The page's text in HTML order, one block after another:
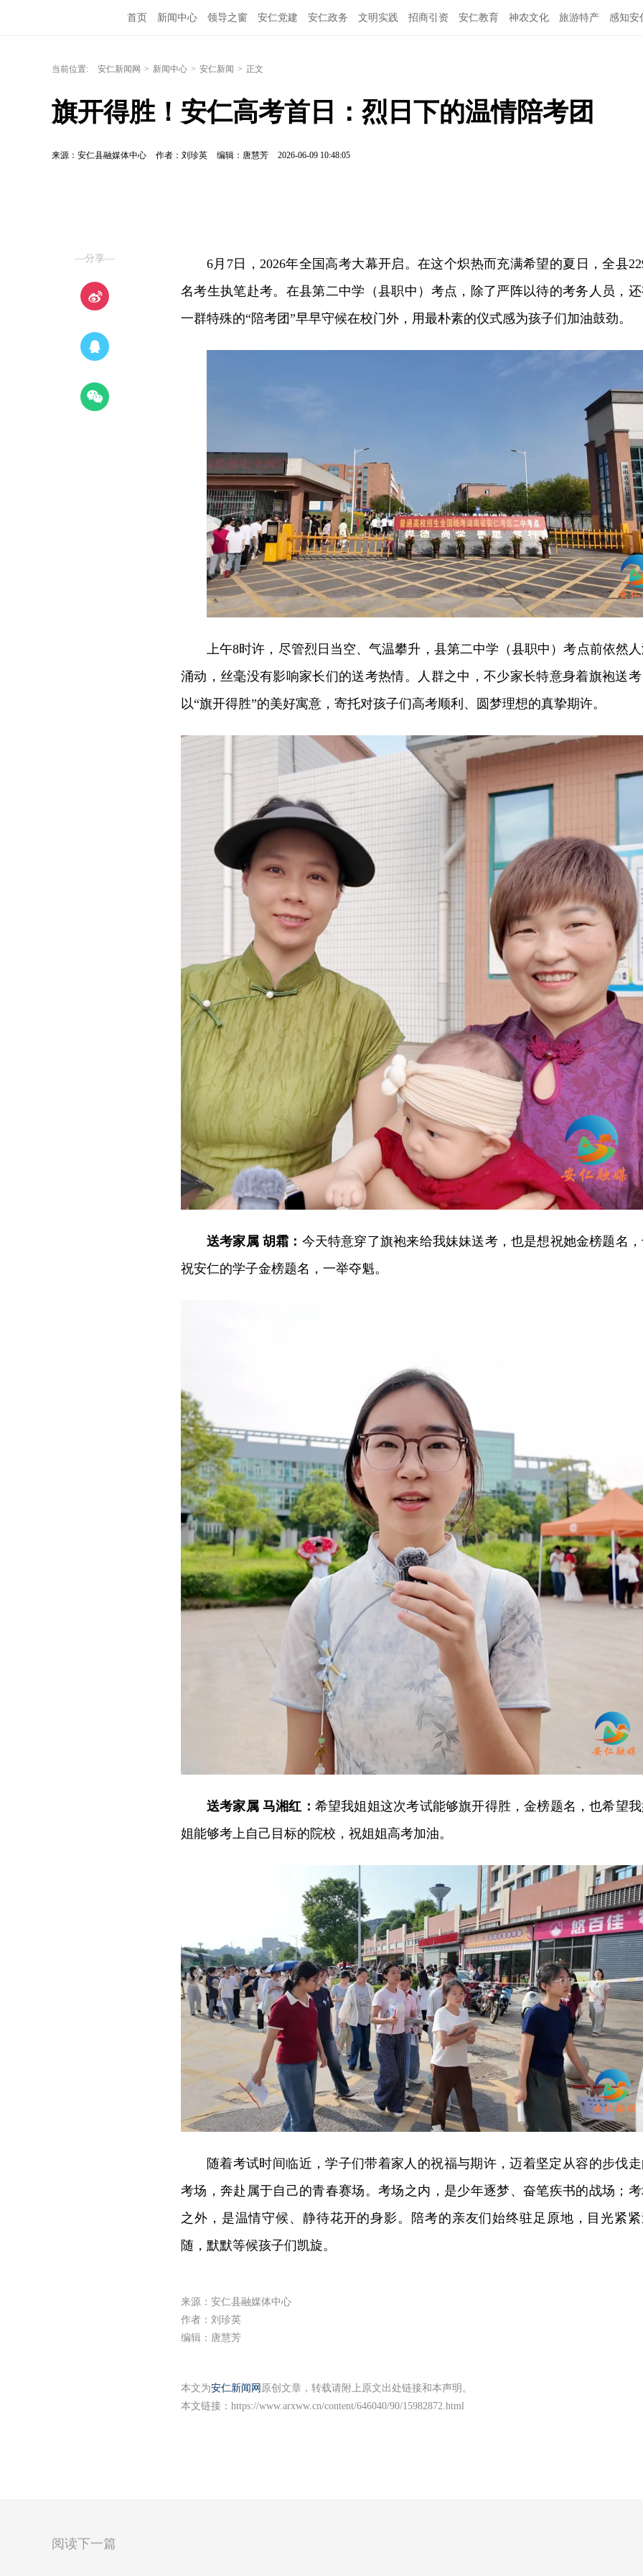
首页 新闻中心 领导之窗 安仁党建 安仁政务 文明实践 招商引资 安仁教育 神农文化 旅游特产 感知安
当前位置: 安仁新闻网 > 新闻中心 > 安仁新闻 > 正文
旗开得胜！安仁高考首日：烈日下的温情陪考团
来源：安仁县融媒体中心 作者：刘珍英 编辑：唐慧芳 2026-06-09 10:48:05
—分享—
6月7日，2026年全国高考大幕开启。在这个炽热而充满希望的夏日，全县
名考生执笔赴考。在县第二中学（县职中）考点，除了严阵以待的考务人员，
一群特殊的“陪考团”早早守候在校门外，用最朴素的仪式感为孩子们加油鼓劲。
上午8时许，尽管烈日当空、气温攀升，县第二中学（县职中）考点前依然
涌动，丝毫没有影响家长们的送考热情。人群之中，不少家长特意身着旗袍送
以“旗开得胜”的美好寓意，寄托对孩子们高考顺利、圆梦理想的真挚期许。
送考家属 胡霜： 今天特意穿了旗袍来给我妹妹送考，也是想祝她金榜题名
祝安仁的学子金榜题名，一举夺魁。
送考家属 马湘红： 希望我姐姐这次考试能够旗开得胜，金榜题名，也希望
姐能够考上自己目标的院校，祝姐姐高考加油。
随着考试时间临近，学子们带着家人的祝福与期许，迈着坚定从容的步伐
考场，奔赴属于自己的青春赛场。考场之内，是少年逐梦、奋笔疾书的战场；
之外，是温情守候、静待花开的身影。陪考的亲友们始终驻足原地，目光紧
随，默默等候孩子们凯旋。
来源：安仁县融媒体中心
作者：刘珍英
编辑：唐慧芳
本文为安仁新闻网 原创文章，转载请附上原文出处链接和本声明。
本文链接： https://www.arxww.cn/content/646040/90/15982872.html
阅读下一篇